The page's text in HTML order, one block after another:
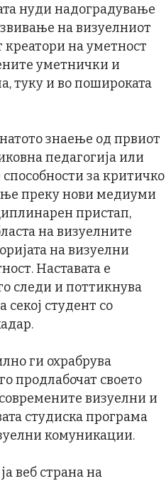
нуди надоградување
на визуелниот
креатори на уметност
уметнички и
туку и во пошироката
знаење од првиот
педагогија или
за критичко
преку нови медиуми
пристап,
на визуелните
на визуелни
Наставата е
следи и поттикнува
студент со
ги охрабрува
продлабочат своето
визуелни и
студиска програма
комуникации.
веб страна на